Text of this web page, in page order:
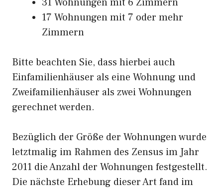
17 Wohnungen mit 7 oder mehr
Zimmern
Bitte beachten Sie, dass hierbei auch
Einfamilienhäuser als eine Wohnung und
Zweifamilienhäuser als zwei Wohnungen
gerechnet werden.
Bezüglich der Größe der Wohnungen wurde
letztmalig im Rahmen des Zensus im Jahr
2011 die Anzahl der Wohnungen festgestellt.
Die nächste Erhebung dieser Art fand im